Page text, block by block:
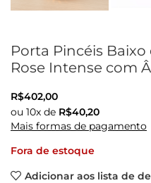
Porta Pincéis
Rose Intense com
R$402,00
ou 10x de R$40,20
Mais formas de pagamento
Fora de estoque
Adicionar aos lista de